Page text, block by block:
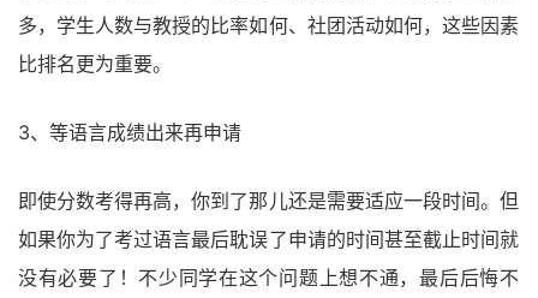
多，学生人数与教授的比率如何、社团活动如何，这些因素
比排名更为重要。
3、等语言成绩出来再申请
即使分数考得再高，你到了那儿还是需要适应一段时间。但
如果你为了考过语言最后耽误了申请的时间甚至截止时间就
没有必要了！不少同学在这个问题上想不通，最后后悔不